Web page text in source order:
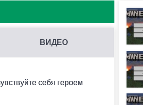
ВИДЕО
себя героем
мод в меню.